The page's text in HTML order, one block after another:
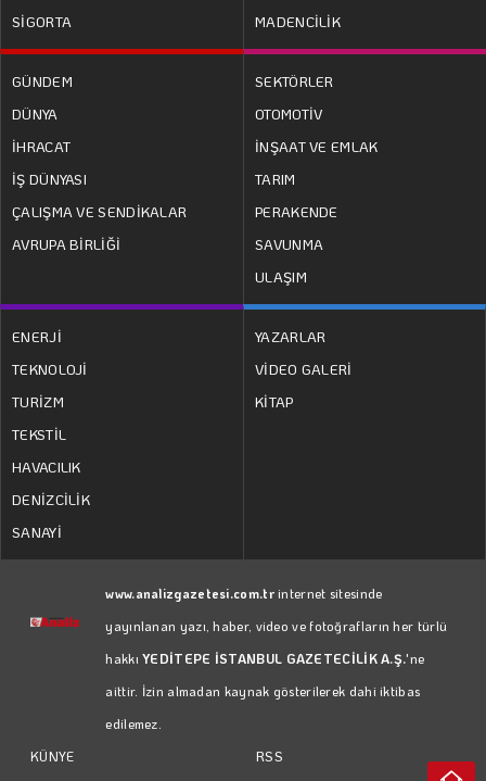
SİGORTA
MADENCİLİK
GÜNDEM
DÜNYA
İHRACAT
İŞ DÜNYASI
ÇALIŞMA VE SENDİKALAR
AVRUPA BİRLİĞİ
SEKTÖRLER
OTOMOTİV
İNŞAAT VE EMLAK
TARIM
PERAKENDE
SAVUNMA
ULAŞIM
ENERJİ
TEKNOLOJİ
TURİZM
TEKSTİL
HAVACILIK
DENİZCİLİK
SANAYİ
YAZARLAR
VİDEO GALERİ
KİTAP
www.analizgazetesi.com.trinternet sitesinde
yayınlanan yazı, haber, video ve fotoğrafların her türlü
hakkıYEDİTEPE İSTANBUL GAZETECİLİK A.Ş.'ne
aittir. İzin almadan kaynak gösterilerek dahi iktibas
edilemez.
KÜNYE
RSS